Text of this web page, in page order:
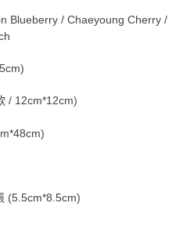
付款。
後，即可完成結帳。
擊此簡訊中的連結，可透過四大超商／
刻繳費，但若您需要取消訂單，請聯絡
之訂單仍視為有效，需透過AFTEE先享
付 」之結帳頁面顯示為準，若有關於
support/home
上)免運費
上)免運費
上)免運費
Blueberry / Chaeyoung Cherry /
/ 12cm*12cm)
(5.5cm*8.5cm)